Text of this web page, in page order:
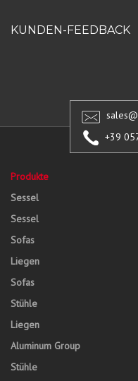
KUNDEN-FEEDBACK
+39
Produkte
Sessel
Sessel
Sofas
Liegen
Sofas
Stühle
Liegen
Aluminum Group
Stühle